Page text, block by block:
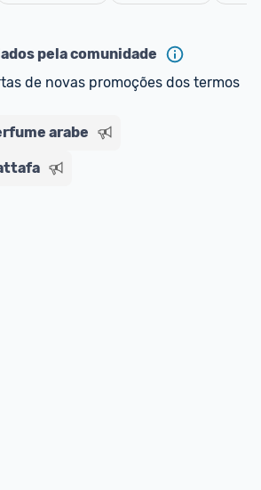
sempre pode contar ajuda da
tirar dúvidas ou acionar os
do Fale com o Promobit.
pela comunidade
de novas promoções dos termos
arabe